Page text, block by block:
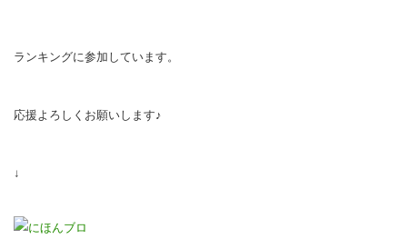
ランキングに参加しています。
応援よろしくお願いします♪
↓